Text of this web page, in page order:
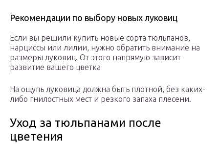
Рекомендации по выбору новых луковиц
Если вы решили купить новые сорта тюльпанов,
нарциссы или лилии, нужно обратить внимание на
размеры луковиц. От этого напрямую зависит
развитие вашего цветка
На ощупь луковица должна быть плотной, без каких-
либо гнилостных мест и резкого запаха плесени.
Уход за тюльпанами после
цветения